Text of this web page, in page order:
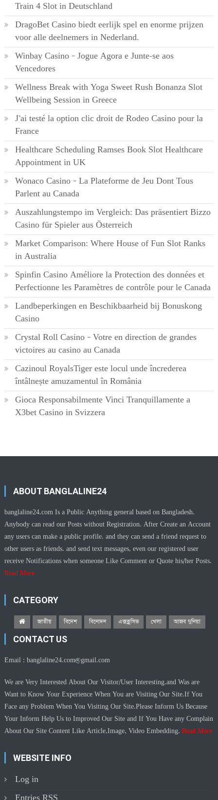
Train 4 Slot in Deutschland
DragoBet Casino biedt eerlijk spel en enorme prijzen
voor alle deelnemers in Nederland.
Winbay Casino – Jogue Agora e Junte-se aos
Vencedores
Wellness Break with Yoga Sweet Rush Bonanza Slot
Wellbeing Session in Greece
J’ai testé la option clic droit de Rodeo Casino pour la
France
Healthcare Scheduling Ramses Book Slot Healthcare
Appointment in UK
Wonaco Casino – La Plateforme de Jeu Dont Tous
Parlent au Canada
Auszahlungstempo im Vergleich: Das präsentiert Bizzo
Casino für Spieler aus Österreich
Market Comparison: Where House of Fun Slot Ranks
in Australia
Spinfin Casino Améliore la Protection des données et
Perfectionne les Paramètres de contrôle pour le Canada
Landbeperkingen en Beschikbaarheid bij Bonuskong
Casino
Crystal Roll Casino – Votre en direction de grandes
victoires au casino au Canada
Cazinoul RoyalsTiger este locul unde încrederea
întâlnește amuzamentul în România
Gioca Responsabilmente Vinci Tranquillamente a
X3bet Casino in Svizzera
ABOUT BANGLALINE24
banglaline24.com Is a Public Anything general based on Bangladesh.
Anybody can read our Posts without Registration. After Create an Account
any users can make a public profile. and they can send a friend request to
other users as friends. and send text messages, even our registered user
receive Notifications when someone Like Comment or Quote his/her Posts.
Read More
CATEGORY
জাতীয় বিদেশ বিনোদন এক্সক্লুসিভ খেলা আজব দুনিয়া
CONTACT US
Email :banglaline24.com@gmail.com
We are Very Interested About Our Visitor/User Interesting.and Was are
Want to Know Your Experience When You are Visiting Our Site.If You
Face any Problem When You Visiting Our Site.Please Inform Us Because
Your Inform Help Us to Improved Our Site and If You Have any Complain
About Our Site Content Like Article,Image, Video Embedding.Read More
WEBSITE INFO
Log in
EntriesRSS